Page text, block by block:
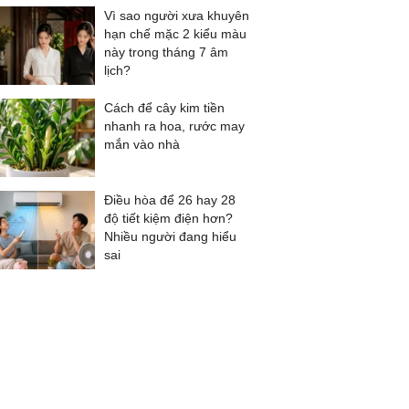
Vì sao người xưa khuyên
hạn chế mặc 2 kiểu màu
này trong tháng 7 âm
lịch?
Cách để cây kim tiền
nhanh ra hoa, rước may
mắn vào nhà
Điều hòa để 26 hay 28
độ tiết kiệm điện hơn?
Nhiều người đang hiểu
sai